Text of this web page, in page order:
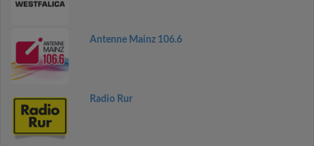
Antenne Mainz 106.6
Radio Rur